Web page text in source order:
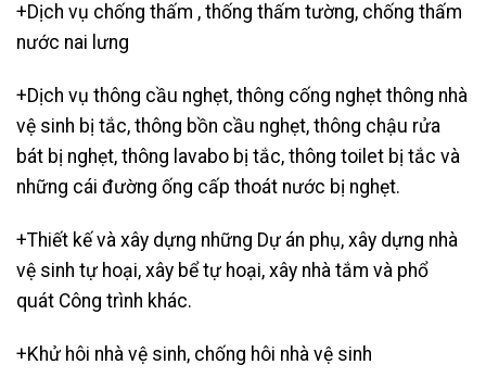
+Dịch vụ chống thấm , thống thấm tường, chống thấm
nước nai lưng
+Dịch vụ thông cầu nghẹt, thông cống nghẹt thông nhà
vệ sinh bị tắc, thông bồn cầu nghẹt, thông chậu rửa
bát bị nghẹt, thông lavabo bị tắc, thông toilet bị tắc và
những cái đường ống cấp thoát nước bị nghẹt.
+Thiết kế và xây dựng những Dự án phụ, xây dựng nhà
vệ sinh tự hoại, xây bể tự hoại, xây nhà tắm và phổ
quát Công trình khác.
+Khử hôi nhà vệ sinh, chống hôi nhà vệ sinh